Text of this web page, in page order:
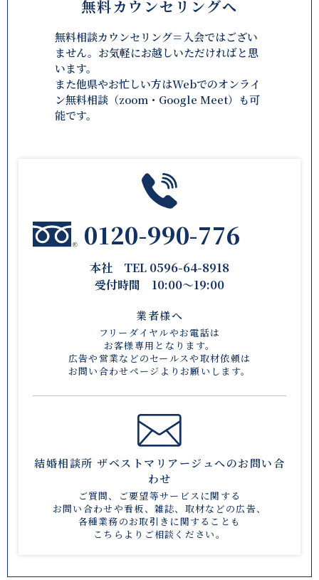
無料カウンセリングへ
無料相談カウンセリング＝入会ではござい
ません。お気軽にお越しいただければと思
います。
また他県やお忙しい方はWebでのオンライ
ン無料相談（zoom・Google Meet）も可
能です。
0120-990-776
本社 TEL 0596-64-8918
受付時間 10:00〜19:00
業者様へ
フリーダイヤルやお電話は
お客様専用となります。
広告や営業などのセールスや取材依頼は
お問い合わせページ よりお願いします。
結婚相談所 ザベストマリアージュへのお問い合
わせ
ご質問、ご要望等サービスに関する
お問い合わせや看板、雑誌、取材などの広告、
各種業務のお取引きに関することも
こちら よりご相談ください。